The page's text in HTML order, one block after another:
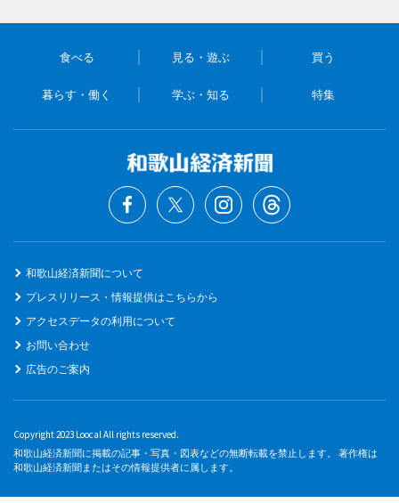
食べる 見る・遊ぶ 買う
暮らす・働く 学ぶ・知る 特集
和歌山経済新聞について
プレスリリース・情報提供はこちらから
アクセスデータの利用について
お問い合わせ
広告のご案内
Copyright 2023 Loocal All rights reserved.
和歌山経済新聞に掲載の記事・写真・図表などの無断転載を禁止します。 著作権は
和歌山経済新聞またはその情報提供者に属します。